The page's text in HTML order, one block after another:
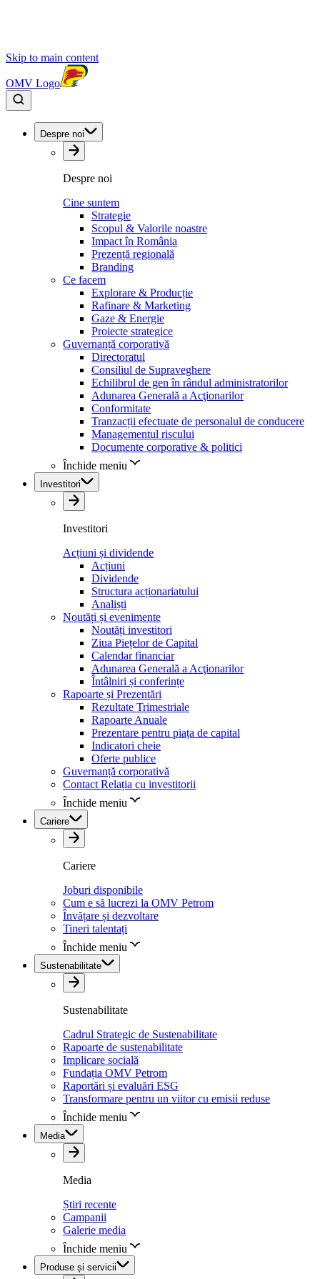
Skip to main content
OMV Logo
Despre noi
Despre noi
Cine suntem
Strategie
Scopul & Valorile noastre
Impact în România
Prezență regională
Branding
Ce facem
Explorare & Producție
Rafinare & Marketing
Gaze & Energie
Proiecte strategice
Guvernanță corporativă
Directoratul
Consiliul de Supraveghere
Echilibrul de gen în rândul administratorilor
Adunarea Generală a Acţionarilor
Conformitate
Tranzacții efectuate de personalul de conducere
Managementul riscului
Documente corporative & politici
Închide meniu
Investitori
Investitori
Acțiuni și dividende
Acțiuni
Dividende
Structura acționariatului
Analiști
Noutăți și evenimente
Noutăți investitori
Ziua Piețelor de Capital
Calendar financiar
Adunarea Generală a Acţionarilor
Întâlniri și conferințe
Rapoarte și Prezentări
Rezultate Trimestriale
Rapoarte Anuale
Prezentare pentru piața de capital
Indicatori cheie
Oferte publice
Guvernanță corporativă
Contact Relația cu investitorii
Închide meniu
Cariere
Cariere
Joburi disponibile
Cum e să lucrezi la OMV Petrom
Învățare și dezvoltare
Tineri talentați
Închide meniu
Sustenabilitate
Sustenabilitate
Cadrul Strategic de Sustenabilitate
Rapoarte de sustenabilitate
Implicare socială
Fundația OMV Petrom
Raportări și evaluări ESG
Transformare pentru un viitor cu emisii reduse
Închide meniu
Media
Media
Știri recente
Campanii
Galerie media
Închide meniu
Produse și servicii